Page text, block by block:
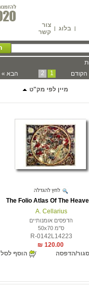
| בלוג | צור
קשר
הקודם
1
2 הבא »
מיין לפי מק"ט
The Folio Atlas Of The
A. Cellarius
הדפסים אומנותיים
ס"מ 50x70
R-0142L14223
120.00 ₪
הדפסה
הוסף לסל